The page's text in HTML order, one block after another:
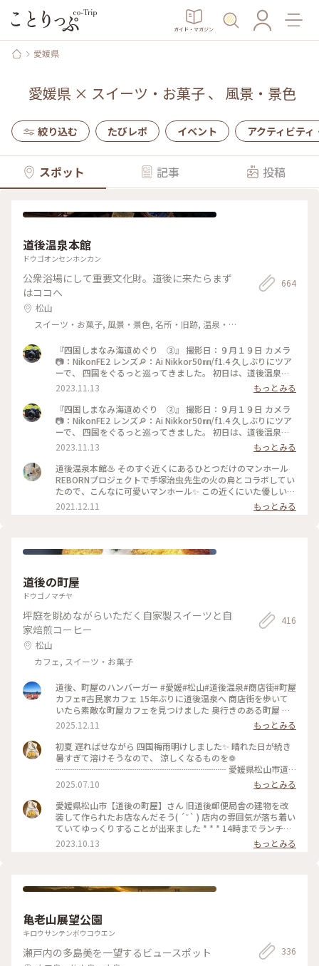
ガイド・マガジン
愛媛県
愛媛県 × スイーツ・お菓子、 風景・景色
絞り込む たびレポ イベント アクティビティ
スポット 記事 投稿
道後温泉本館
ドウゴオンセンホンカン
公衆浴場にして重要文化財。道後に来たらまず
はココへ
松山
スイーツ・お菓子, 風景・景色, 名所・旧跡, 温泉・ス
664
『四国しまなみ海道めぐり ③』 撮影日：９月１９日 カメラ
📷：NikonFE2 レンズ🔎：Ai Nikkor50㎜/f1.4 久しぶりにツア
ーで、 四国をぐるっと巡ってきました。 初日は、道後温泉に
宿泊です。 早めに到着したので、 夕飯前に散歩しました。 商
店街を抜けて、 駅前までやってきました。 商店街のアーケー
ドもアート作品が飾られていました。 見てみたかったからく
り時計‼️ 可愛かったです🥰 #秋さんぽ#私のことりっぷ旅#こと
りっぷ四国#道後温泉#からくり時計#フィルム#フィルムカメ
2023.11.13
もっとみる
『四国しまなみ海道めぐり ②』 撮影日：９月１９日 カメラ
📷：NikonFE2 レンズ🔎：Ai Nikkor50㎜/f1.4 久しぶりにツア
ーで、 四国をぐるっと巡ってきました。 初日は、道後温泉に
宿泊です。 早めに到着したので、 夕飯前に散歩しました。 道
後温泉は改装中で、 半分は幕で覆われていました。 その幕
が、アート作品になっていて、 すごく素敵でした✨✨ 夕食後、
実際に温泉に入りましたが、 中もレトロで素敵な空間でし
た。 温泉は、熱かったです。 飛鳥乃湯泉は、外観だけ。 中も
素敵だとは聞いていたのですが、 次回の楽しみにとっておき
ます😁 蜷川実花さんのアートが、 怪しい雰囲気で、カッコよ
2023.11.13
もっとみる
道後温泉本館♨️ そのすぐ近くにあるひとつだけのマンホール
REBORNプロジェクトで手塚治虫先生の火の鳥とコラボしてい
たので、こんなに可愛いマンホール✨ この近くにいた優しい警
備員のおじさんに次の目的地の道を教えてもらいましたよ。 #
私のことりっぷ #愛媛 #松山 #道後温泉 #マンホール#火の鳥
2021.12.11 もっとみる
道後の町屋
ドウゴノマチヤ
坪庭を眺めながらいただく自家製スイーツと自
家焙煎コーヒー
松山
カフェ, スイーツ・お菓子
416
道後、町屋のハンバーガー #愛媛#松山#道後温泉#商店街#町屋
カフェ#古民家カフェ 15年ぶりに道後温泉へ 商店街を歩いて
いたら素敵な町屋カフェを見つけました 奥行きのある町屋 中
庭もあり、珈琲焙煎機が見えるテラス席 一番奥にはお庭が見
える窓際席 湯のまちハンバーガー キノコソース バンズがふっ
くらしっかり美味しい ポテトもケチャップも美味しい にぎや
かな商店街から逃れてゆっくりできる お籠もり感ある町屋カ
フェ #muuの道後さんぽ #muuのHamburgerTime
2025.12.11
もっとみる
初夏 遅ればせながら 四国梅雨明けしました✨️ 晴れた日が続き
暑すぎて溶けそうなので、 涼しくなるものを❁
┈┈┈┈┈┈┈┈┈┈┈┈┈┈┈┈┈┈┈┈ 愛媛県松山市道
後湯之町 【道後の町屋】 何度かリピートしているお気に入り
のお店です☺️ 店舗改装し、リニューアルオープンしたようで
入口の雰囲気が明るくなっていました * この季節限定で提供さ
れるかき氷🍧 入口の看板を見て一目惚れした 『河内晩柑のか
き氷』 果汁100%の自家製シロップのため 余計な甘さがなく
てすっきりしたお味 さすがに氷だけでは口の中がキーンとな
るので ホットココアをお供にいただきました * 席数も多いの
松山グルメ #道後グルメ
2025.07.10
もっとみる
愛媛県松山市【道後の町屋】さん 旧道後郵便局舎の建物を改
装して作られたお店なんだそう( ´˘` ) 店内の雰囲気が落ち着い
ていてゆっくりすることが出来ました * * * 14時までランチを
やっています 今回頼んだのは ・瀬戸内鯛カツバーガー ランチ
セット ・温州みかんジュース 鯛カツが重すぎずとても美味で
2023.10.13 もっとみる
亀老山展望公園
キロウサンテンボウコウエン
瀬戸内の多島美を一望するビュースポット 336